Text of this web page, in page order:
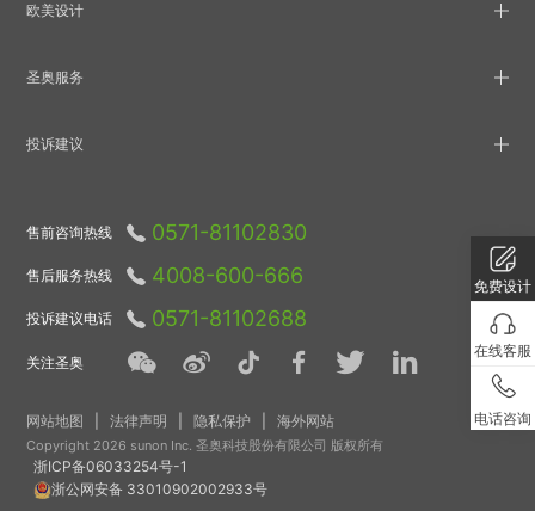
免费设计
在线客服
电话咨询
欧美设计
圣奥服务
投诉建议
售前咨询热线 0571-81102830
售后服务热线 4008-600-666
投诉建议电话 0571-81102688
关注圣奥
网站地图 法律声明 隐私保护 海外网站
Copyright 2026 sunon Inc. 圣奥科技股份有限公司 版权所有
浙ICP备06033254号-1
浙公网安备 33010902002933号